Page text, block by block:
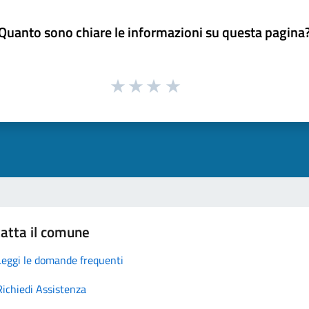
sono chiare le informazioni su questa
il comune
le domande frequenti
Assistenza